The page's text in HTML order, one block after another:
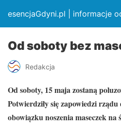
esencjaGdyni.pl | informacje
Od soboty bez
Redakcja
Od soboty, 15 maja zostaną
Potwierdziły się zapowiedzi rządu
obowiązku noszenia maseczek